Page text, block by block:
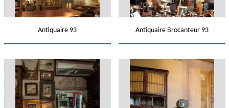
Antiquaire 93 Antiquaire Brocanteur 93